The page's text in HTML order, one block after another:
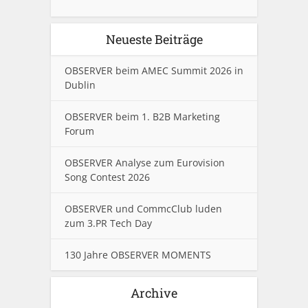
Neueste Beiträge
OBSERVER beim AMEC Summit 2026 in
Dublin
OBSERVER beim 1. B2B Marketing
Forum
OBSERVER Analyse zum Eurovision
Song Contest 2026
OBSERVER und CommcClub luden
zum 3.PR Tech Day
130 Jahre OBSERVER MOMENTS
Archive